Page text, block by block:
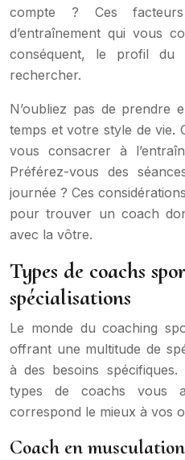
compte ? Ces
d’entraînement qui vous
conséquent, le profil du
rechercher.
N’oubliez pas de prendre
temps et votre style de vie.
vous consacrer à
Préférez-vous des
journée ? Ces
pour trouver un coach
avec la vôtre.
Types de coachs
spécialisations
Le monde du coaching
offrant une multitude de
à des besoins
types de coachs vous
correspond le mieux à vos
Coach en